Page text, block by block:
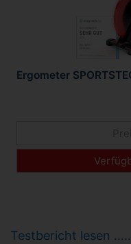
Ergometer
Testbericht lesen …..